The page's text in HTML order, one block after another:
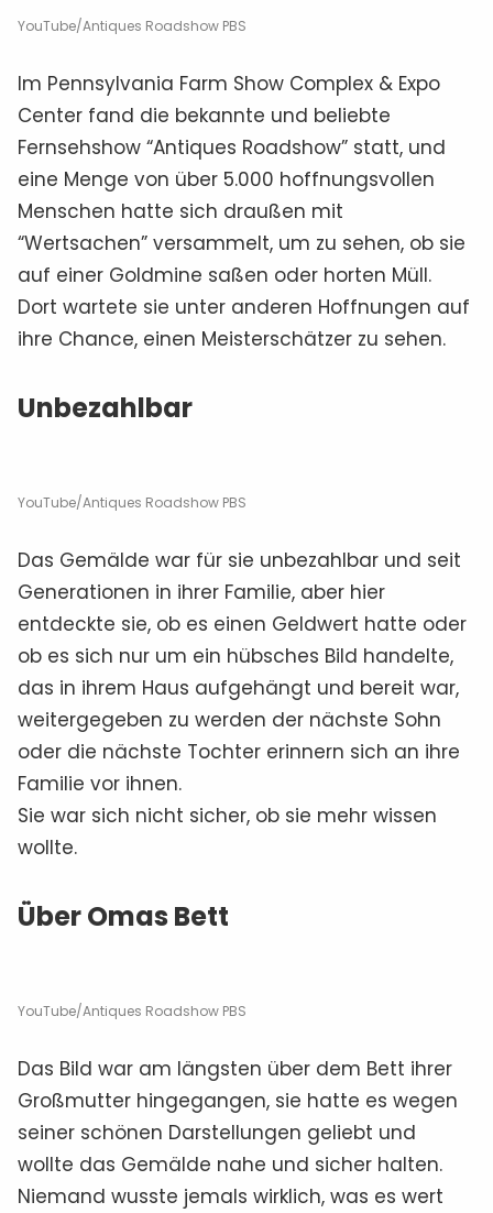
YouTube/Antiques Roadshow PBS
Im Pennsylvania Farm Show Complex & Expo
Center fand die bekannte und beliebte
Fernsehshow “Antiques Roadshow” statt, und
eine Menge von über 5.000 hoffnungsvollen
Menschen hatte sich draußen mit
“Wertsachen” versammelt, um zu sehen, ob sie
auf einer Goldmine saßen oder horten Müll.
Dort wartete sie unter anderen Hoffnungen auf
ihre Chance, einen Meisterschätzer zu sehen.
Unbezahlbar
YouTube/Antiques Roadshow PBS
Das Gemälde war für sie unbezahlbar und seit
Generationen in ihrer Familie, aber hier
entdeckte sie, ob es einen Geldwert hatte oder
ob es sich nur um ein hübsches Bild handelte,
das in ihrem Haus aufgehängt und bereit war,
weitergegeben zu werden der nächste Sohn
oder die nächste Tochter erinnern sich an ihre
Familie vor ihnen.
Sie war sich nicht sicher, ob sie mehr wissen
wollte.
Über Omas Bett
YouTube/Antiques Roadshow PBS
Das Bild war am längsten über dem Bett ihrer
Großmutter hingegangen, sie hatte es wegen
seiner schönen Darstellungen geliebt und
wollte das Gemälde nahe und sicher halten.
Niemand wusste jemals wirklich, was es wert